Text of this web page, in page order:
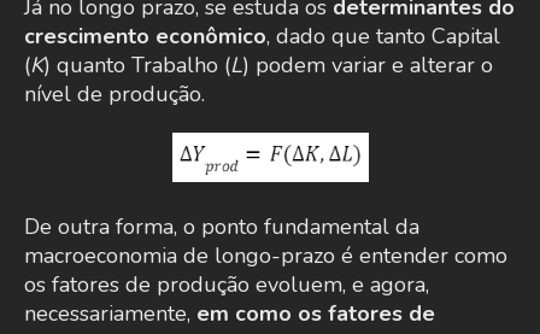
Já no longo prazo, se estuda os determinantes do
crescimento econômico, dado que tanto Capital
(K) quanto Trabalho (L) podem variar e alterar o
nível de produção.
De outra forma, o ponto fundamental da
macroeconomia de longo-prazo é entender como
os fatores de produção evoluem, e agora,
necessariamente, em como os fatores de